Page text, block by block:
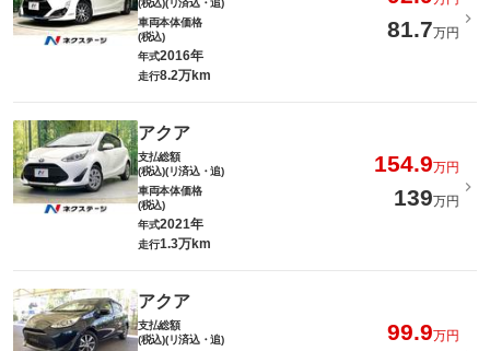
車両本体価格
(税込)
81.7万円
年式2016年
走行8.2万km
アクア
支払総額
(税込)(リ済込・追)
154.9万円
車両本体価格
(税込)
139万円
年式2021年
走行1.3万km
アクア
支払総額
(税込)(リ済込・追)
99.9万円